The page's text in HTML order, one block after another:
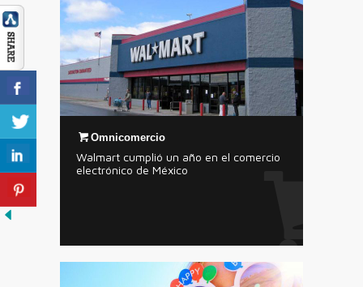
Omnicomercio
Walmart cumplió un año en el comercio
electrónico de México